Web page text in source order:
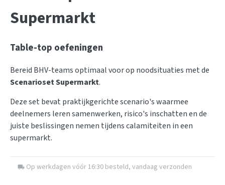
Supermarkt
Table-top oefeningen
Bereid BHV-teams optimaal voor op noodsituaties met de
Scenarioset Supermarkt.
Deze set bevat praktijkgerichte scenario's waarmee
deelnemers leren samenwerken, risico's inschatten en de
juiste beslissingen nemen tijdens calamiteiten in een
supermarkt.
local_shipping Op werkdagen vóór 16:30 besteld, vandaag verzonden